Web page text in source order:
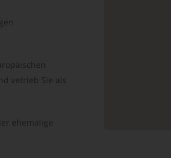
vetrieb Sie als
ehemalige